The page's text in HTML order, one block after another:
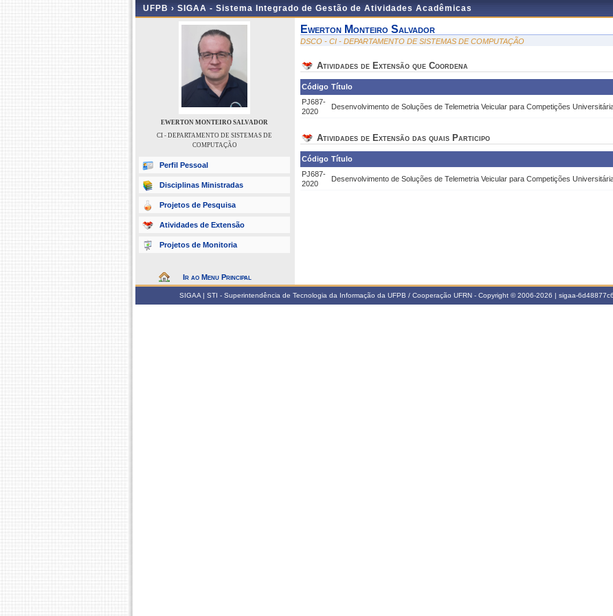
UFPB › SIGAA - Sistema Integrado de Gestão de Atividades Acadêmicas
EWERTON MONTEIRO SALVADOR
CI - DEPARTAMENTO DE SISTEMAS DE
COMPUTAÇÃO
Perfil Pessoal
Disciplinas Ministradas
Projetos de Pesquisa
Atividades de Extensão
Projetos de Monitoria
Ir ao Menu Principal
Ewerton Monteiro Salvador
DSCO - CI - DEPARTAMENTO DE SISTEMAS DE COMPUTAÇÃO
Atividades de Extensão que Coordena
Código Título
PJ687-
2020
Desenvolvimento de Soluções de Telemetria Veicular para Competições
Atividades de Extensão das quais Participo
Código Título
PJ687-
2020
Desenvolvimento de Soluções de Telemetria Veicular para Competições
SIGAA | STI - Superintendência de Tecnologia da Informação da UFPB / Cooperação UFRN - Copyright © 2006-2026 | sigaa-